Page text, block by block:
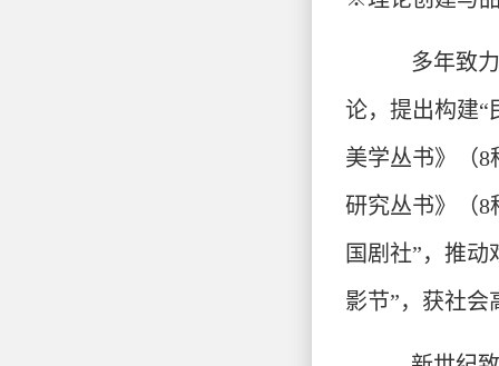
多年致
论，提出构建“
美学丛书》（
研究丛书》（8
国剧社”，推
影节”，获社会